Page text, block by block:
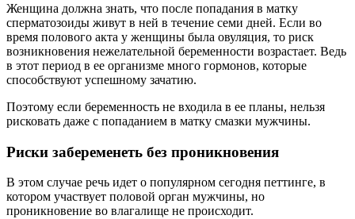
Женщина должна знать, что после попадания в матку
сперматозоиды живут в ней в течение семи дней. Если во
время полового акта у женщины была овуляция, то риск
возникновения нежелательной беременности возрастает. Ведь
в этот период в ее организме много гормонов, которые
способствуют успешному зачатию.
Поэтому если беременность не входила в ее планы, нельзя
рисковать даже с попаданием в матку смазки мужчины.
Риски забеременеть без проникновения
В этом случае речь идет о популярном сегодня петтинге, в
котором участвует половой орган мужчины, но
проникновение во влагалище не происходит.